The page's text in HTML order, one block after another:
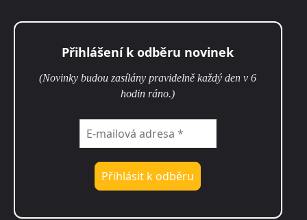
Přihlášení k odběru novinek
(Novinky budou zasílány pravidelně každý den v 6
hodin ráno.)